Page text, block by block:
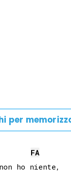
per
FA
ho niente,